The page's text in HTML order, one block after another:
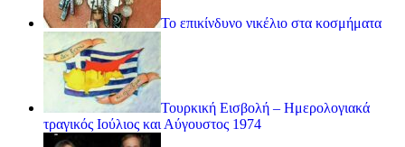
Το επικίνδυνο νικέλιο στα κοσμήματα
Τουρκική Εισβολή – Ημερολογιακά
τραγικός Ιούλιος και Αύγουστος 1974